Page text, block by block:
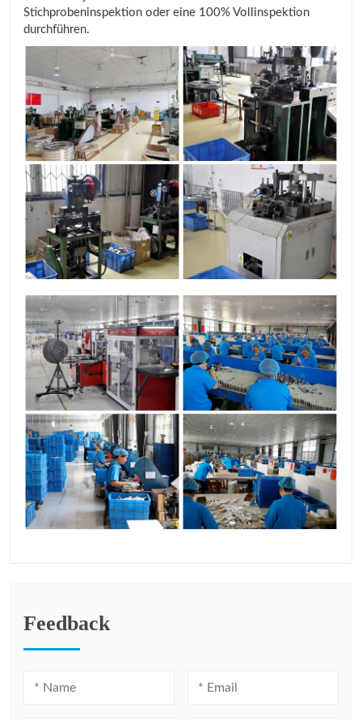
Stichprobeninspektion oder eine 100% Vollinspektion
durchführen.
Feedback